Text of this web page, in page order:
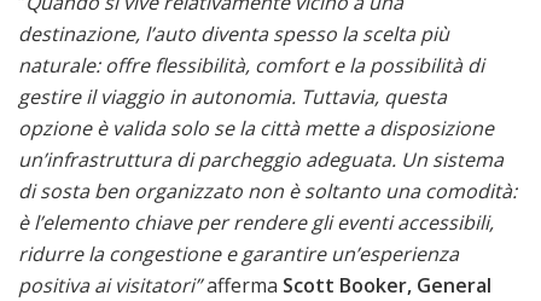
destinazione, l’auto diventa spesso la scelta più
naturale: offre flessibilità, comfort e la possibilità di
gestire il viaggio in autonomia. Tuttavia, questa
opzione è valida solo se la città mette a disposizione
un’infrastruttura di parcheggio adeguata. Un sistema
di sosta ben organizzato non è soltanto una comodità:
è l’elemento chiave per rendere gli eventi accessibili,
ridurre la congestione e garantire un’esperienza
positiva ai visitatori”afferma Scott Booker, General